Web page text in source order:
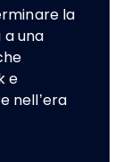
la
a una
e
nell’era